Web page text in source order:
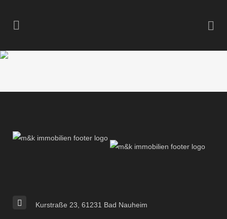
Kurstraße 23, 61231 Bad Nauheim